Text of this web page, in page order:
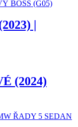
|
(2024)